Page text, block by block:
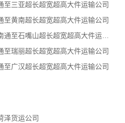
至三亚超长超宽超高大件运输公司
至黄南超长超宽超高大件运输公司
南通到石嘴山大件物流公司-南通至石嘴山超长超宽超高大件运输公司
至瑞丽超长超宽超高大件运输公司
至广汉超长超宽超高大件运输公司
泽货运公司